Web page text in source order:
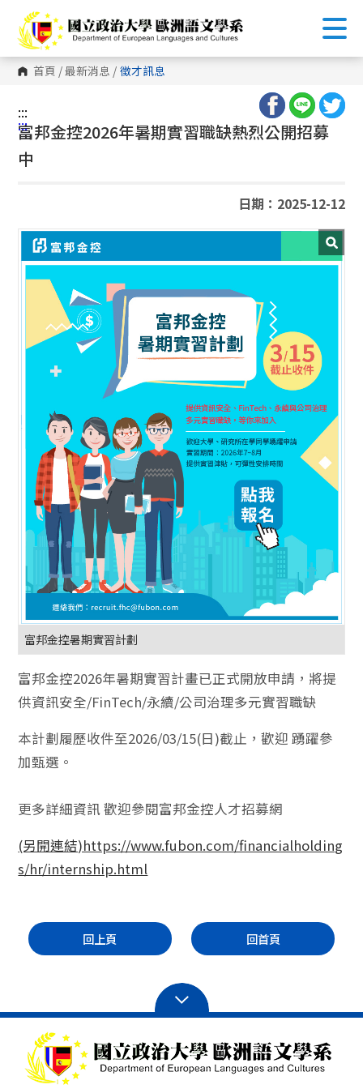
到
主
要
內
容 首頁 /最新消息 / 徵才訊息
:::
:::
富邦金控2026年暑期實習職缺熱烈公開招募
中
日期：2025-12-12
富邦金控暑期實習計劃
富邦金控2026年暑期實習計畫已正式開放申請，將提
供資訊安全/FinTech/永續/公司治理多元實習職缺
本計劃履歷收件至2026/03/15(日)截止，歡迎 踴躍參
加甄選。
更多詳細資訊 歡迎參閱富邦金控人才招募網
(另開連結)https://www.fubon.com/financialholding
s/hr/internship.html
回上頁 回首頁